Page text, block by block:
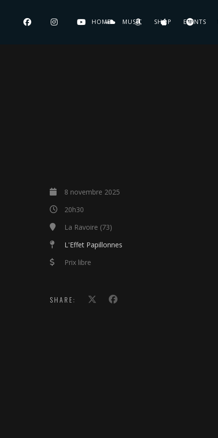
HOME MUSIC SHOP EVENTS
8 novembre 2025
20h30
La Ravoire (73)
L'Effet Papillonnes
Prix libre
SHARE: